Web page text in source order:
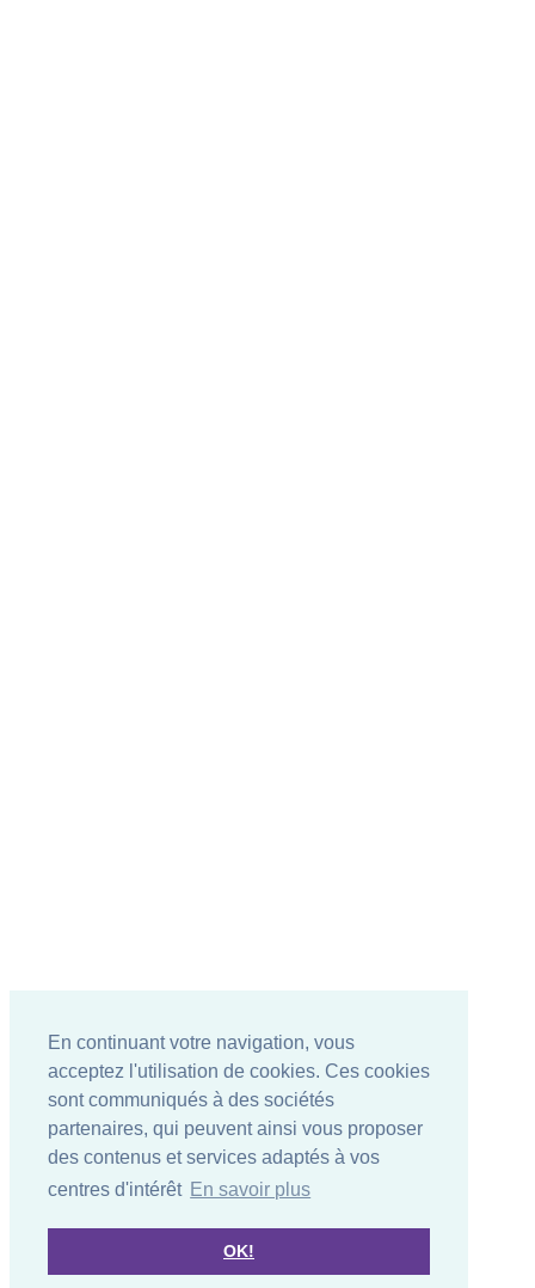
En continuant votre navigation, vous
acceptez l'utilisation de cookies. Ces cookies
sont communiqués à des sociétés
partenaires, qui peuvent ainsi vous proposer
des contenus et services adaptés à vos
centres d'intérêt En savoir plus
OK!